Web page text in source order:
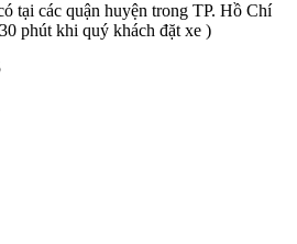
tại các quận huyện trong TP. Hồ Chí
phút khi quý khách đặt xe )